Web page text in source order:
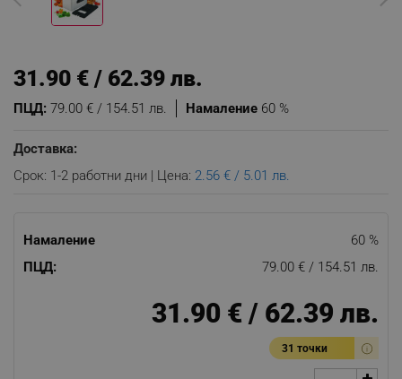
Намаление 60 %
ПЦД: 79.00 € / 154.51 лв.
31.90 € / 62.39 лв.
Доставка:
Срок: 1-2 работни дни | Цена: 2.56 € / 5.01 лв.
Намаление
60 %
ПЦД:
79.00 € / 154.51 лв.
31.90 € / 62.39 лв.
31 точки